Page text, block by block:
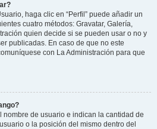
haga clic en “Perfil” puede añadir un
cuatro métodos: Gravatar, Galería,
quien decide si se pueden usar o no y
publicadas. En caso de que no este
con La Administración para que
nombre de usuario e indican la cantidad de
o la posición del mismo dentro del